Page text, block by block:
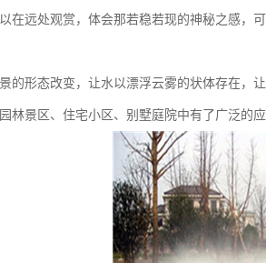
在远处观赏，体会那若稳若现的神秘之感，
的形态改变，让水以漂浮云雾的状体存在，
林景区、住宅小区、别墅庭院中有了广泛的应